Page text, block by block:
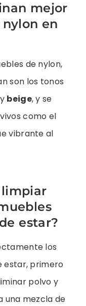
mejor
en
de nylon,
son los tonos
y beige, y se
como el
vibrante al
limpiar
estar?
los
estar, primero
polvo y
una mezcla de